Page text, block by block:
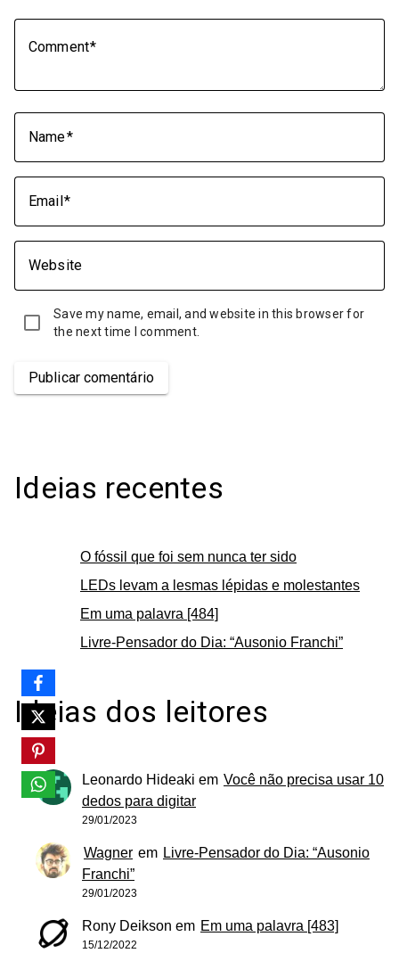
Comment
Name
Email
Website
Save my name, email, and website in this browser for
the next time I comment.
Publicar comentário
Ideias recentes
O fóssil que foi sem nunca ter sido
LEDs levam a lesmas lépidas e molestantes
Em uma palavra [484]
Livre-Pensador do Dia: “Ausonio Franchi”
Ideias dos leitores
Leonardo Hideaki em Você não precisa usar 10
dedos para digitar
29/01/2023
Wagner em Livre-Pensador do Dia: “Ausonio
Franchi”
29/01/2023
Rony Deikson em Em uma palavra [483]
15/12/2022